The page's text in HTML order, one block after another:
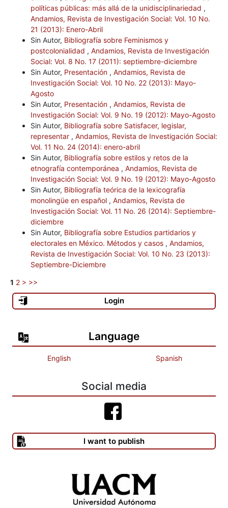
políticas públicas: más allá de la unidisciplinariedad ,
Andamios, Revista de Investigación Social: Vol. 10 No.
21 (2013): Enero-Abril
Sin Autor, Bibliografía sobre Feminismos y
postcolonialidad , Andamios, Revista de Investigación
Social: Vol. 8 No. 17 (2011): septiembre-diciembre
Sin Autor, Presentación , Andamios, Revista de
Investigación Social: Vol. 10 No. 22 (2013): Mayo-
Agosto
Sin Autor, Presentación , Andamios, Revista de
Investigación Social: Vol. 9 No. 19 (2012): Mayo-Agosto
Sin Autor, Bibliografía sobre Satisfacer, legislar,
representar , Andamios, Revista de Investigación Social:
Vol. 11 No. 24 (2014): enero-abril
Sin Autor, Bibliografía sobre estilos y retos de la
etnografía contemporánea , Andamios, Revista de
Investigación Social: Vol. 9 No. 19 (2012): Mayo-Agosto
Sin Autor, Bibliografía teórica de la lexicografía
monolingüe en español , Andamios, Revista de
Investigación Social: Vol. 11 No. 26 (2014): Septiembre-
diciembre
Sin Autor, Bibliografía sobre Estudios partidarios y
electorales en México. Métodos y casos , Andamios,
Revista de Investigación Social: Vol. 10 No. 23 (2013):
Septiembre-Diciembre
1 2 > >>
Login
Language
English Spanish
Social media
I want to publish